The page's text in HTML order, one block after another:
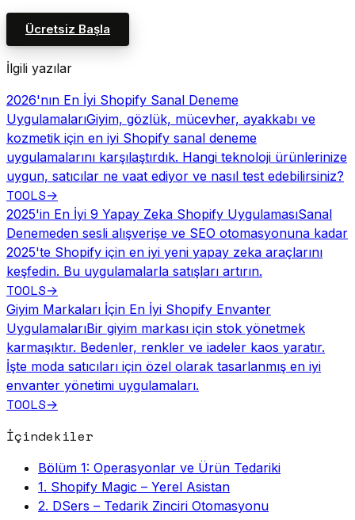
Ücretsiz Başla
İlgili yazılar
2026'nın En İyi Shopify Sanal Deneme
UygulamalarıGiyim, gözlük, mücevher, ayakkabı ve
kozmetik için en iyi Shopify sanal deneme
uygulamalarını karşılaştırdık. Hangi teknoloji ürünlerinize
uygun, satıcılar ne vaat ediyor ve nasıl test edebilirsiniz?
TOOLS→
2025'in En İyi 9 Yapay Zeka Shopify UygulamasıSanal
Denemeden sesli alışverişe ve SEO otomasyonuna kadar
2025'te Shopify için en iyi yeni yapay zeka araçlarını
keşfedin. Bu uygulamalarla satışları artırın.
TOOLS→
Giyim Markaları İçin En İyi Shopify Envanter
UygulamalarıBir giyim markası için stok yönetmek
karmaşıktır. Bedenler, renkler ve iadeler kaos yaratır.
İşte moda satıcıları için özel olarak tasarlanmış en iyi
envanter yönetimi uygulamaları.
TOOLS→
İçindekiler
Bölüm 1: Operasyonlar ve Ürün Tedariki
1. Shopify Magic – Yerel Asistan
2. DSers – Tedarik Zinciri Otomasyonu